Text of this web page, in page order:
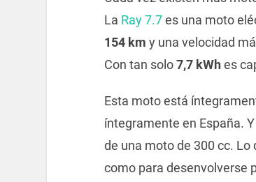
La Ray 7.7es una moto
154 km y una velocidad
Con tan solo7,7 kWhes
Esta moto está
íntegramente en España.
de una moto de 300 cc.
como para desenvolverse